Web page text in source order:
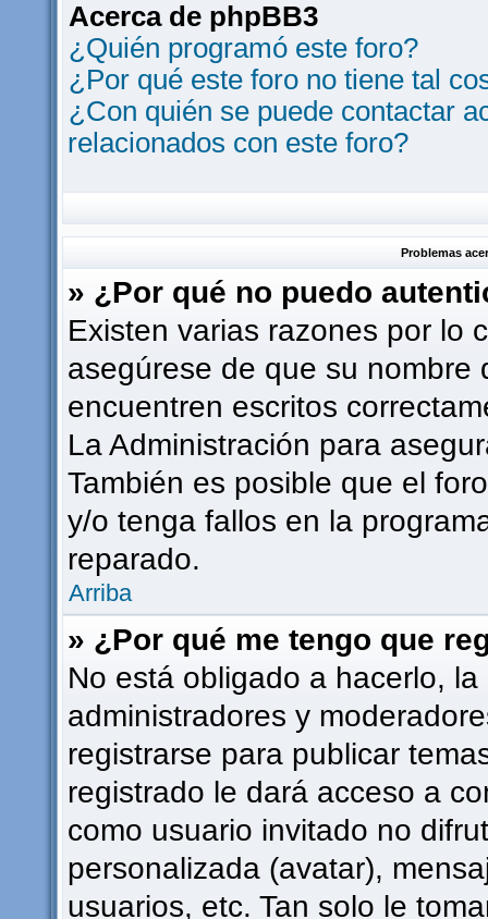
Acerca de phpBB3
¿Quién programó este foro?
¿Por qué este foro no tiene tal
¿Con quién se puede contactar
relacionados con este foro?
Problemas
» ¿Por qué no puedo
Existen varias razones por lo
asegúrese de que su nombre
encuentren escritos
La Administración para
También es posible que el
y/o tenga fallos en la
reparado.
Arriba
» ¿Por qué me tengo que
No está obligado a hacerlo,
administradores y
registrarse para publicar
registrado le dará acceso a
como usuario invitado no
personalizada (avatar),
usuarios, etc. Tan solo le